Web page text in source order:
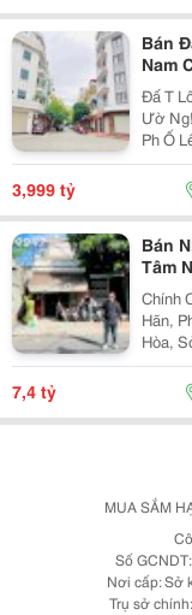
Bán
Nam
3.X Tỷ
Đấ T
Ườ Ng!!! Chính Ch Ủ C Ầ N Bán Lô Đấ T
Ph Ố
Ả I D Ươ Ng - Di Ệ N Tích
3,999 tỷ
Bán
Tâm
Tỷ
Chính
Hãn,
Hòa,
Cửa
7,4 tỷ
MUA SẮM
Số
Nơi cấp: Sở
Trụ sở